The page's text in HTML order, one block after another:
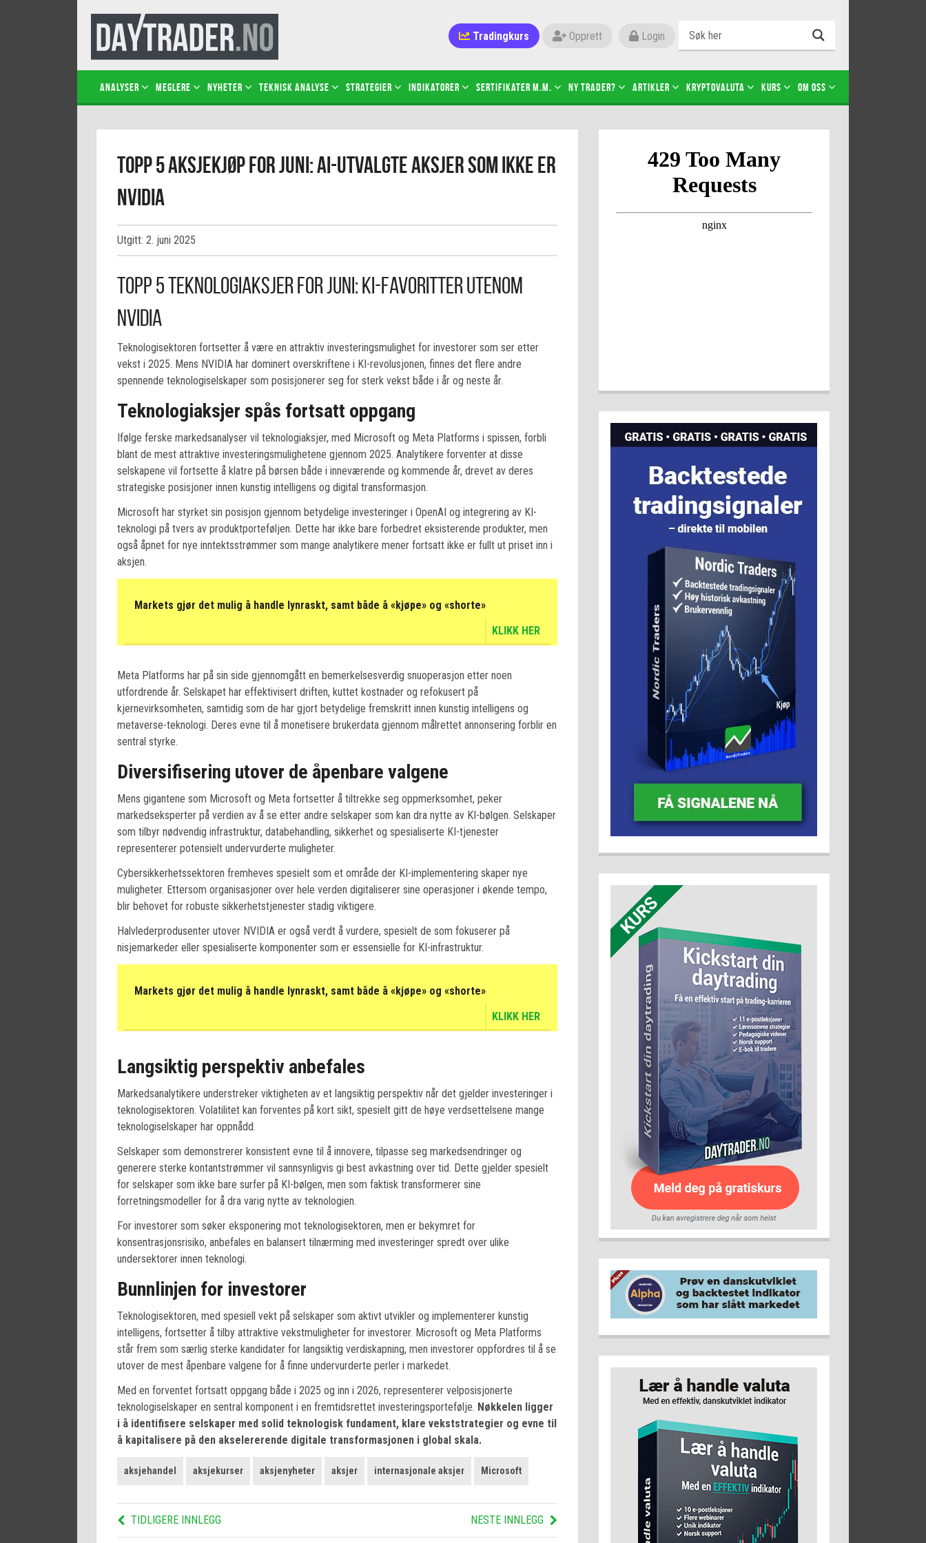
Tradingkurs Opprett Login
Analyser Meglere Nyheter Teknisk analyse Strategier Indikatorer Sertifikater M.M. Ny trader? Artikler Kryptovaluta Kurs Om oss
Topp 5 aksjekjøp for juni: AI-utvalgte aksjer som ikke er
NVIDIA
Utgitt: 2. juni 2025
Topp 5 Teknologiaksjer for Juni: KI-favoritter Utenom
NVIDIA
Teknologisektoren fortsetter å være en attraktiv investeringsmulighet for investorer som ser etter
vekst i 2025. Mens NVIDIA har dominert overskriftene i KI-revolusjonen, finnes det flere andre
spennende teknologiselskaper som posisjonerer seg for sterk vekst både i år og neste år.
Teknologiaksjer spås fortsatt oppgang
Ifølge ferske markedsanalyser vil teknologiaksjer, med Microsoft og Meta Platforms i spissen, forbli
blant de mest attraktive investeringsmulighetene gjennom 2025. Analytikere forventer at disse
selskapene vil fortsette å klatre på børsen både i inneværende og kommende år, drevet av deres
strategiske posisjoner innen kunstig intelligens og digital transformasjon.
Microsoft har styrket sin posisjon gjennom betydelige investeringer i OpenAI og integrering av KI-
teknologi på tvers av produktporteføljen. Dette har ikke bare forbedret eksisterende produkter, men
også åpnet for nye inntektsstrømmer som mange analytikere mener fortsatt ikke er fullt ut priset inn i
aksjen.
Markets gjør det mulig å handle lynraskt, samt både å «kjøpe» og «shorte»
KLIKK HER
Meta Platforms har på sin side gjennomgått en bemerkelsesverdig snuoperasjon etter noen
utfordrende år. Selskapet har effektivisert driften, kuttet kostnader og refokusert på
kjernevirksomheten, samtidig som de har gjort betydelige fremskritt innen kunstig intelligens og
metaverse-teknologi. Deres evne til å monetisere brukerdata gjennom målrettet annonsering forblir en
sentral styrke.
Diversifisering utover de åpenbare valgene
Mens gigantene som Microsoft og Meta fortsetter å tiltrekke seg oppmerksomhet, peker
markedseksperter på verdien av å se etter andre selskaper som kan dra nytte av KI-bølgen. Selskaper
som tilbyr nødvendig infrastruktur, databehandling, sikkerhet og spesialiserte KI-tjenester
representerer potensielt undervurderte muligheter.
Cybersikkerhetssektoren fremheves spesielt som et område der KI-implementering skaper nye
muligheter. Ettersom organisasjoner over hele verden digitaliserer sine operasjoner i økende tempo,
blir behovet for robuste sikkerhetstjenester stadig viktigere.
Halvlederprodusenter utover NVIDIA er også verdt å vurdere, spesielt de som fokuserer på
nisjemarkeder eller spesialiserte komponenter som er essensielle for KI-infrastruktur.
Markets gjør det mulig å handle lynraskt, samt både å «kjøpe» og «shorte»
KLIKK HER
Langsiktig perspektiv anbefales
Markedsanalytikere understreker viktigheten av et langsiktig perspektiv når det gjelder investeringer i
teknologisektoren. Volatilitet kan forventes på kort sikt, spesielt gitt de høye verdsettelsene mange
teknologiselskaper har oppnådd.
Selskaper som demonstrerer konsistent evne til å innovere, tilpasse seg markedsendringer og
generere sterke kontantstrømmer vil sannsynligvis gi best avkastning over tid. Dette gjelder spesielt
for selskaper som ikke bare surfer på KI-bølgen, men som faktisk transformerer sine
forretningsmodeller for å dra varig nytte av teknologien.
For investorer som søker eksponering mot teknologisektoren, men er bekymret for
konsentrasjonsrisiko, anbefales en balansert tilnærming med investeringer spredt over ulike
undersektorer innen teknologi.
Bunnlinjen for investorer
Teknologisektoren, med spesiell vekt på selskaper som aktivt utvikler og implementerer kunstig
intelligens, fortsetter å tilby attraktive vekstmuligheter for investorer. Microsoft og Meta Platforms
står frem som særlig sterke kandidater for langsiktig verdiskapning, men investorer oppfordres til å se
utover de mest åpenbare valgene for å finne undervurderte perler i markedet.
Med en forventet fortsatt oppgang både i 2025 og inn i 2026, representerer velposisjonerte
teknologiselskaper en sentral komponent i en fremtidsrettet investeringsportefølje. Nøkkelen ligger
i å identifisere selskaper med solid teknologisk fundament, klare vekststrategier og evne til
å kapitalisere på den akselererende digitale transformasjonen i global skala.
aksjehandel aksjekurser aksjenyheter aksjer internasjonale aksjer Microsoft
TIDLIGERE INNLEGG NESTE INNLEGG